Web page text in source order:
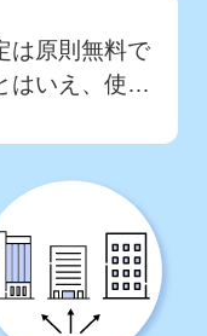
どうすべき
動産査定...
は、複数の
無料で査定依
ビスです。不
スムーズ
は原則無料で
はいえ、使っ
配で利用をた
る方も多いの
ょうか。「不
料でできるの
るのでは？」
れているかも